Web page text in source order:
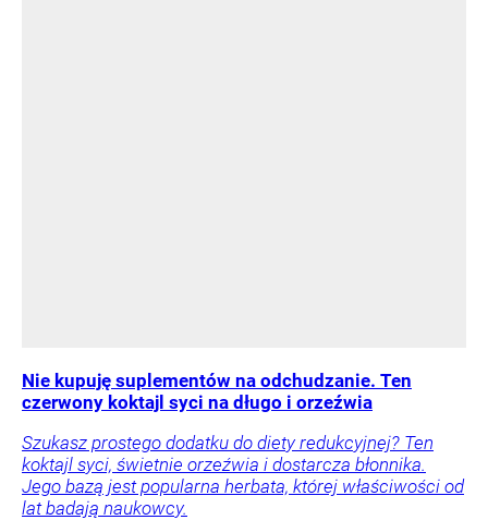
Nie kupuję suplementów na odchudzanie. Ten
czerwony koktajl syci na długo i orzeźwia
Szukasz prostego dodatku do diety redukcyjnej? Ten
koktajl syci, świetnie orzeźwia i dostarcza błonnika.
Jego bazą jest popularna herbata, której właściwości od
lat badają naukowcy.